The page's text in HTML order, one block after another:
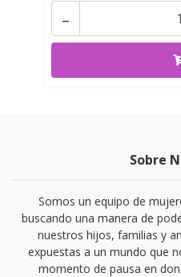
-
Sobre
Somos un equipo de
buscando una manera de
nuestros hijos, familias y
expuestas a un mundo que
momento de pausa en